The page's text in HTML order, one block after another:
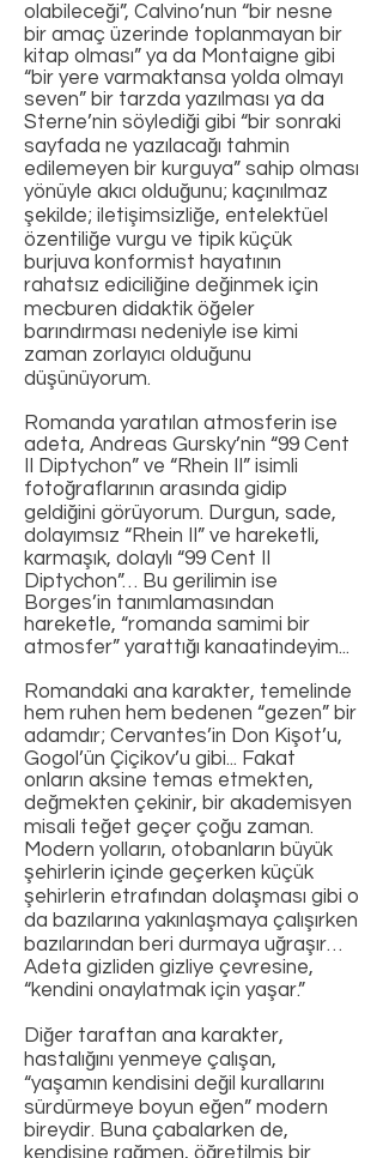
olabileceği”, Calvino’nun “bir nesne
bir amaç üzerinde toplanmayan bir
kitap olması” ya da Montaigne gibi
“bir yere varmaktansa yolda olmayı
seven” bir tarzda yazılması ya da
Sterne’nin söylediği gibi “bir sonraki
sayfada ne yazılacağı tahmin
edilemeyen bir kurguya” sahip olması
yönüyle akıcı olduğunu; kaçınılmaz
şekilde; iletişimsizliğe, entelektüel
özentiliğe vurgu ve tipik küçük
burjuva konformist hayatının
rahatsız ediciliğine değinmek için
mecburen didaktik öğeler
barındırması nedeniyle ise kimi
zaman zorlayıcı olduğunu
düşünüyorum.
Romanda yaratılan atmosferin ise
adeta, Andreas Gursky’nin “99 Cent
II Diptychon” ve “Rhein II” isimli
fotoğraflarının arasında gidip
geldiğini görüyorum. Durgun, sade,
dolayımsız “Rhein II” ve hareketli,
karmaşık, dolaylı “99 Cent II
Diptychon”… Bu gerilimin ise
Borges’in tanımlamasından
hareketle, “romanda samimi bir
atmosfer” yarattığı kanaatindeyim...
Romandaki ana karakter, temelinde
hem ruhen hem bedenen “gezen” bir
adamdır; Cervantes’in Don Kişot’u,
Gogol’ün Çiçikov’u gibi... Fakat
onların aksine temas etmekten,
değmekten çekinir, bir akademisyen
misali teğet geçer çoğu zaman.
Modern yolların, otobanların büyük
şehirlerin içinde geçerken küçük
şehirlerin etrafından dolaşması gibi o
da bazılarına yakınlaşmaya çalışırken
bazılarından beri durmaya uğraşır…
Adeta gizliden gizliye çevresine,
“kendini onaylatmak için yaşar.”
Diğer taraftan ana karakter,
hastalığını yenmeye çalışan,
“yaşamın kendisini değil kurallarını
sürdürmeye boyun eğen” modern
bireydir. Buna çabalarken de,
kendisine rağmen, öğretilmiş bir